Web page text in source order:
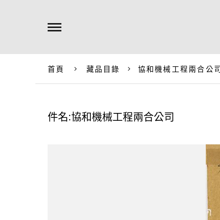
首頁 藏品目錄 協和機械工程兩合公
件名:協和機械工程兩合公司